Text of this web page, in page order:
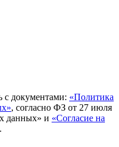
с документами: «Политика
, согласно ФЗ от 27 июля
данных» и «Согласие на
.